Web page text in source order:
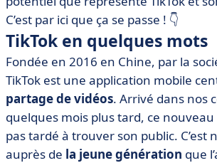
C’est par ici que ça se passe ! 👇
TikTok en quelques mots
Fondée en 2016 en Chine, par la
TikTok est une application mobile
partage de vidéos. Arrivé dans nos
quelques mois plus tard, ce nouveau
pas tardé à trouver son public. C’est
auprès de la jeune génération que